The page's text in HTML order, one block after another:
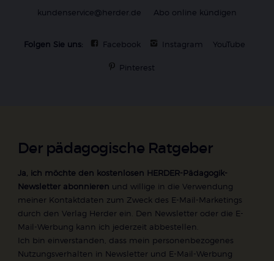
kundenservice@herder.de
Abo online kündigen
Folgen Sie uns: Facebook Instagram YouTube
Pinterest
Der pädagogische Ratgeber
Ja, ich möchte den kostenlosen HERDER-Pädagogik-
Newsletter abonnieren und willige in die Verwendung
meiner Kontaktdaten zum Zweck des E-Mail-Marketings
durch den Verlag Herder ein. Den Newsletter oder die E-
Mail-Werbung kann ich jederzeit abbestellen.
Ich bin einverstanden, dass mein personenbezogenes
Nutzungsverhalten in Newsletter und E-Mail-Werbung